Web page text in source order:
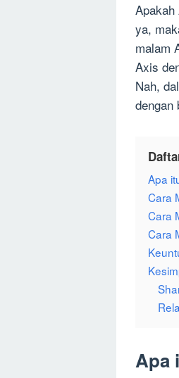
ya,
malam
Axis
Nah,
dengan
Apa
Cara
Cara
Cara
Apa